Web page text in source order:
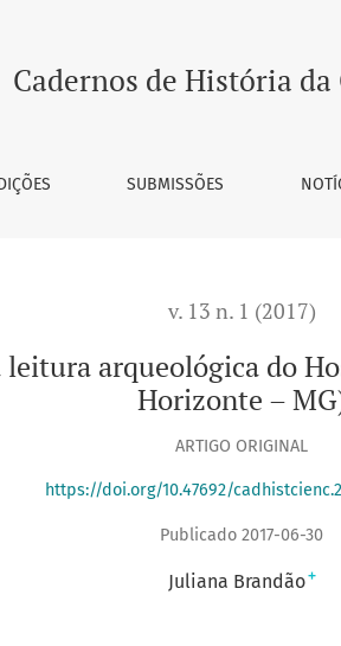
Hospital de Neuropsiquiatria
Cadernos de História
SUBMISSÕES
v. 13 n. 1 (2017)
arqueológica do
Horizonte –
ARTIGO ORIGINAL
https://doi.org/10.47692/
Publicado 2017-06-30
Juliana Brandão+